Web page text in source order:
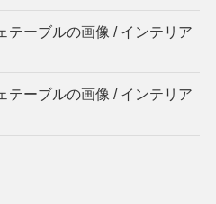
テーブルの画像 / インテリア
テーブルの画像 / インテリア